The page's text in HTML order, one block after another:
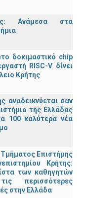
Ανάμεσα στα
δοκιμαστικό chip
RISC-V δίνει
Κρήτης
αναδεικνύεται σαν
της Ελλάδας
100 καλύτερα νέα
Τμήματος Επιστήμης
Κρήτης:
των καθηγητών
περισσότερες
στην Ελλάδα